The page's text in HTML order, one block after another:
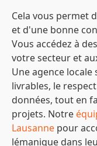
Cela vous permet
et d'une bonne
Vous accédez à
votre secteur et
Une agence
livrables, le
données, tout en
projets. Notre
Lausanne pour
lémanique dans